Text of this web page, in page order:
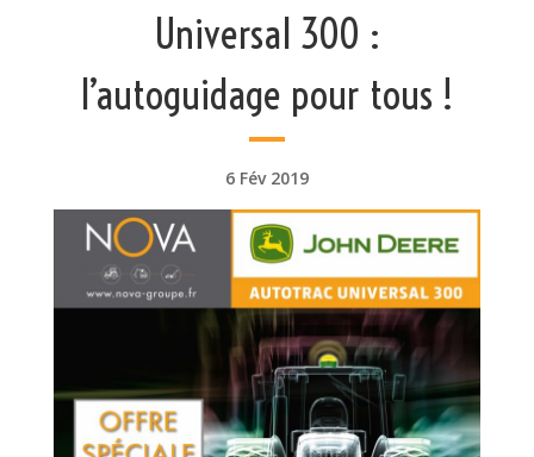
Universal 300 :
l’autoguidage pour tous !
6 Fév 2019